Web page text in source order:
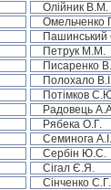
Олійник В.М.
Омельченко
Пашинський
Петрук М.М.
Писаренко
Полохало
Потімков
Радовець
Рябека О.Г.
Семинога А.І.
Сербін Ю.С.
Сігал Є.Я.
Сінченко С.Г.